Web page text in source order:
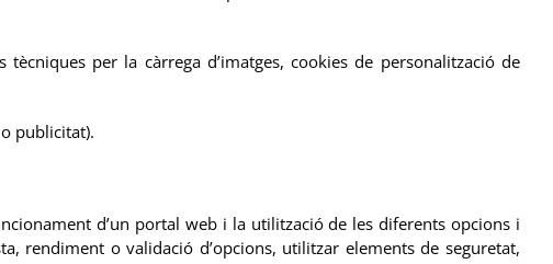
per la càrrega d’imatges, cookies de personalització de
publicitat).
d’un portal web i la utilització de les diferents opcions i
rendiment o validació d’opcions, utilitzar elements de seguretat,